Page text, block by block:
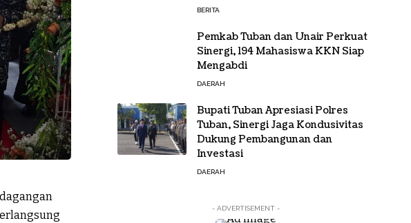
BERITA
Pemkab Tuban dan Unair Perkuat
Sinergi, 194 Mahasiswa KKN Siap
Mengabdi
DAERAH
Bupati Tuban Apresiasi Polres
Tuban, Sinergi Jaga Kondusivitas
Dukung Pembangunan dan
Investasi
DAERAH
- ADVERTISEMENT -